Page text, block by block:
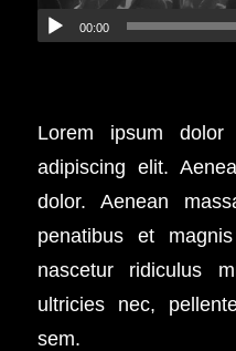
00:00
Lorem ipsum dolor
adipiscing elit.
dolor. Aenean
penatibus et
nascetur ridiculus
ultricies nec,
sem.